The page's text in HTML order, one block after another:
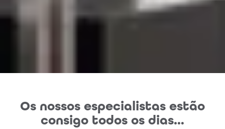
Os nossos especialistas estão
consigo todos os dias…